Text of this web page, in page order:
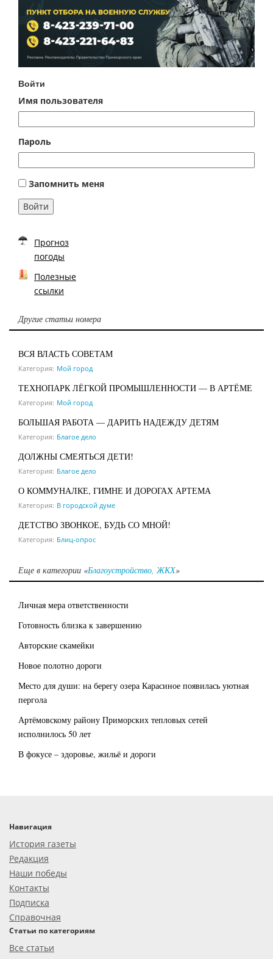
Войти
Имя пользователя
Пароль
Запомнить меня
Войти
Прогноз
погоды
Полезные
ссылки
Другие статьи номера
ВСЯ ВЛАСТЬ СОВЕТАМ
Категория: Мой город
ТЕХНОПАРК ЛЁГКОЙ ПРОМЫШЛЕННОСТИ — В АРТЁМЕ
Категория: Мой город
БОЛЬШАЯ РАБОТА — ДАРИТЬ НАДЕЖДУ ДЕТЯМ
Категория: Благое дело
ДОЛЖНЫ СМЕЯТЬСЯ ДЕТИ!
Категория: Благое дело
О КОММУНАЛКЕ, ГИМНЕ И ДОРОГАХ АРТЕМА
Категория: В городской думе
ДЕТСТВО ЗВОНКОЕ, БУДЬ СО МНОЙ!
Категория: Блиц-опрос
Еще в категории «Благоустройство, ЖКХ»
Личная мера ответственности
Готовность близка к завершению
Авторские скамейки
Новое полотно дороги
Место для души: на берегу озера Карасиное появилась уютная
пергола
Артёмовскому району Приморских тепловых сетей
исполнилось 50 лет
В фокусе – здоровье, жильё и дороги
Навигация
История газеты
Редакция
Наши победы
Контакты
Подписка
Справочная
Статьи по категориям
Все статьи